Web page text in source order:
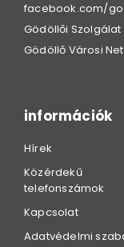
facebook.com/
Gödöllői Szolgálat
Gödöllő Városi
információk
Hírek
Közérdekű
telefonszámok
Kapcsolat
Adatvédelmi